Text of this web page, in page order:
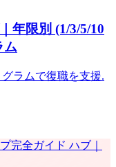
年限別 (1/3/5/10
ム
ラムで復職を支援.